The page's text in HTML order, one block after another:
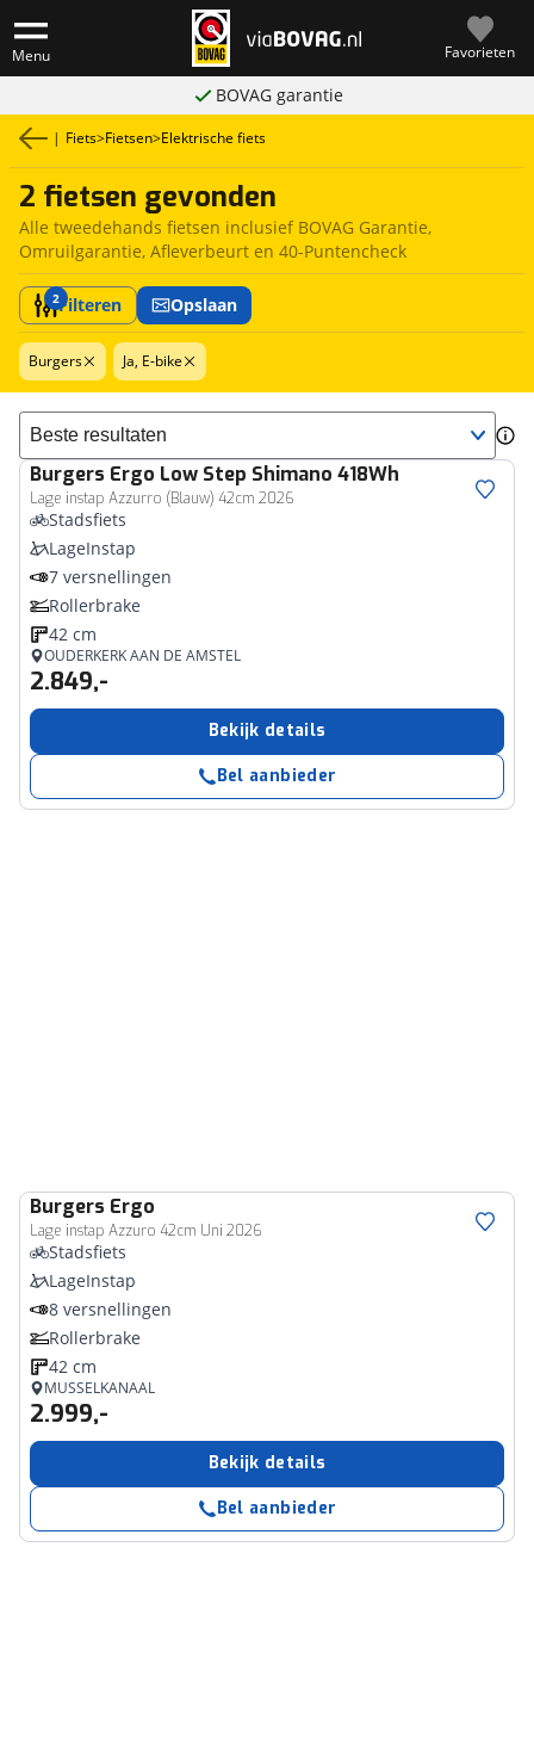
Menu Favorieten
BOVAG garantie
| Fiets>Fietsen>Elektrische fiets
2 fietsen gevonden
Alle tweedehands fietsen inclusief BOVAG Garantie,
Omruilgarantie, Afleverbeurt en 40-Puntencheck
2Filteren Opslaan
Burgers Ja, E-bike
Sorteer resultaten
Burgers Ergo Low Step Shimano 418Wh
Lage instap Azzurro (Blauw) 42cm 2026
Stadsfiets
LageInstap
7 versnellingen
Rollerbrake
42 cm
OUDERKERK AAN DE AMSTEL
2.849,-
Bekijk details
Bel aanbieder
Burgers Ergo
Lage instap Azzuro 42cm Uni 2026
Stadsfiets
LageInstap
8 versnellingen
Rollerbrake
42 cm
MUSSELKANAAL
2.999,-
Bekijk details
Bel aanbieder